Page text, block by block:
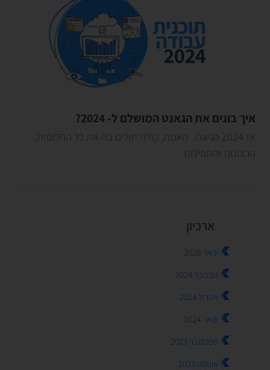
איך בונים את הגאנט המושלם ל- 2024?
אז 2024 הגיעה. האמת, כולנו תולים בה את כל החלומות,
הרצונות והתפילות
ארכיון
ינואר 2026
נובמבר 2024
אפריל 2024
ינואר 2024
ספטמבר 2023
אוגוסט 2023